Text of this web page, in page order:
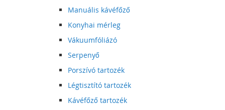
Manuális kávéfőző
Konyhai mérleg
Vákuumfóliázó
Serpenyő
Porszívó tartozék
Légtisztító tartozék
Kávéfőző tartozék